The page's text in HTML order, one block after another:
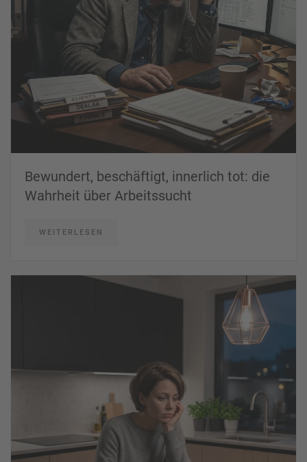
Bewundert, beschäftigt, innerlich tot: die
Wahrheit über Arbeitssucht
WEITERLESEN